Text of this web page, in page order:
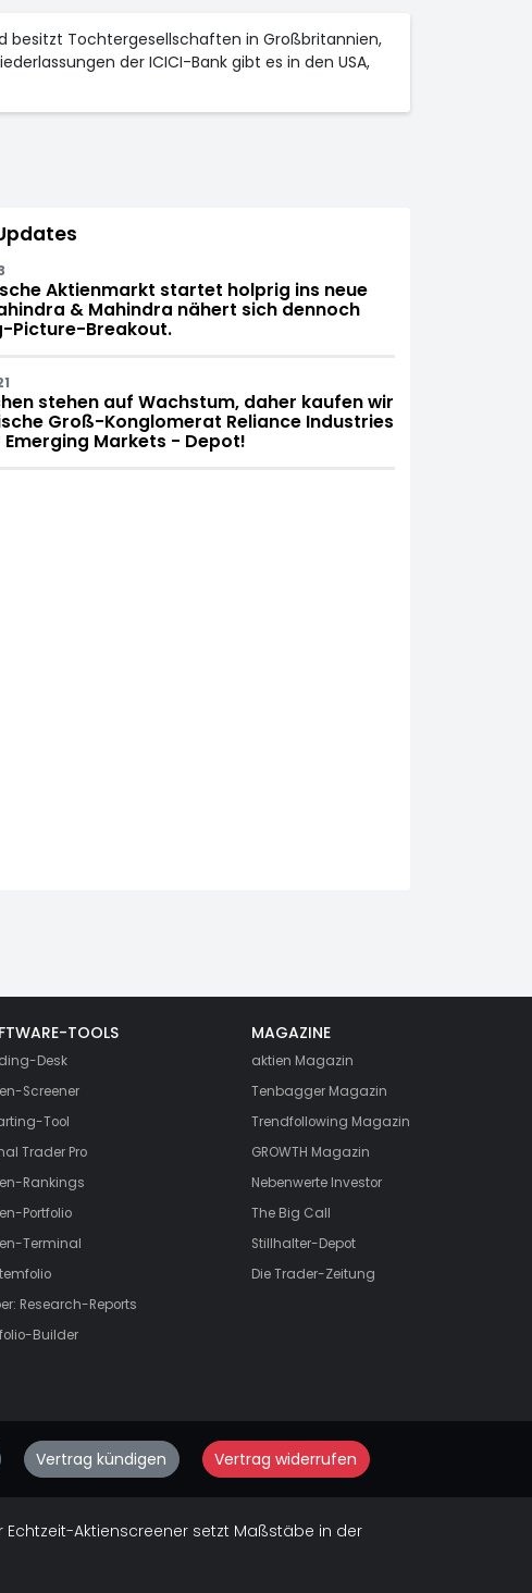
besitzt Tochtergesellschaften in Großbritannien,
der ICICI-Bank gibt es in den USA,
Aktienmarkt startet holprig ins neue
& Mahindra nähert sich dennoch
Picture-Breakout.
stehen auf Wachstum, daher kaufen wir
Groß-Konglomerat Reliance Industries
Emerging Markets - Depot!
TOOLS
Desk
Screener
Tool
Trader Pro
Rankings
Portfolio
Terminal
Research-Reports
Builder
MAGAZINE
aktien Magazin
Tenbagger Magazin
Trendfollowing Magazin
GROWTH Magazin
Nebenwerte Investor
The Big Call
Stillhalter-Depot
Die Trader-Zeitung
Vertrag kündigen Vertrag widerrufen
Echtzeit-Aktienscreener setzt Maßstäbe in der